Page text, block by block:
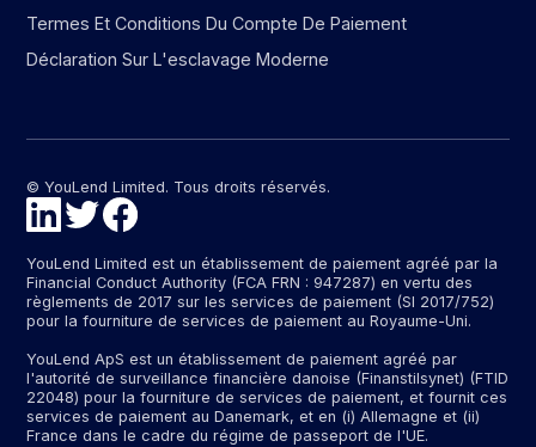
Termes Et Conditions Du Compte De Paiement
Déclaration Sur L'esclavage Moderne
© YouLend Limited. Tous droits réservés.
YouLend Limited est un établissement de paiement agréé par la
Financial Conduct Authority (FCA FRN : 947287) en vertu des
règlements de 2017 sur les services de paiement (SI 2017/752)
pour la fourniture de services de paiement au Royaume-Uni.
YouLend ApS est un établissement de paiement agréé par
l'autorité de surveillance financière danoise (Finanstilsynet) (FTID
22048) pour la fourniture de services de paiement, et fournit ces
services de paiement au Danemark, et en (i) Allemagne et (ii)
France dans le cadre du régime de passeport de l'UE.